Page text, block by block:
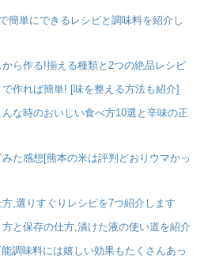
簡単にできるレシピと調味料を紹介し
ら作る!揃える種類と2つの絶品レシピ
作れば簡単! [味を整える方法も紹介]
んな時のおいしい食べ方10選と辛味の正
た感想[熊本の米は評判どおりウマかっ
,選りすぐりレシピを7つ紹介します
と保存の仕方,漬けた液の使い道を紹介
調味料には嬉しい効果もたくさんあっ